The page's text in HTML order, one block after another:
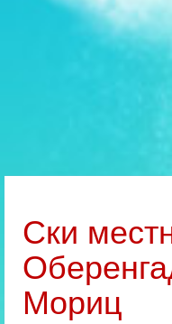
Ски
Мориц